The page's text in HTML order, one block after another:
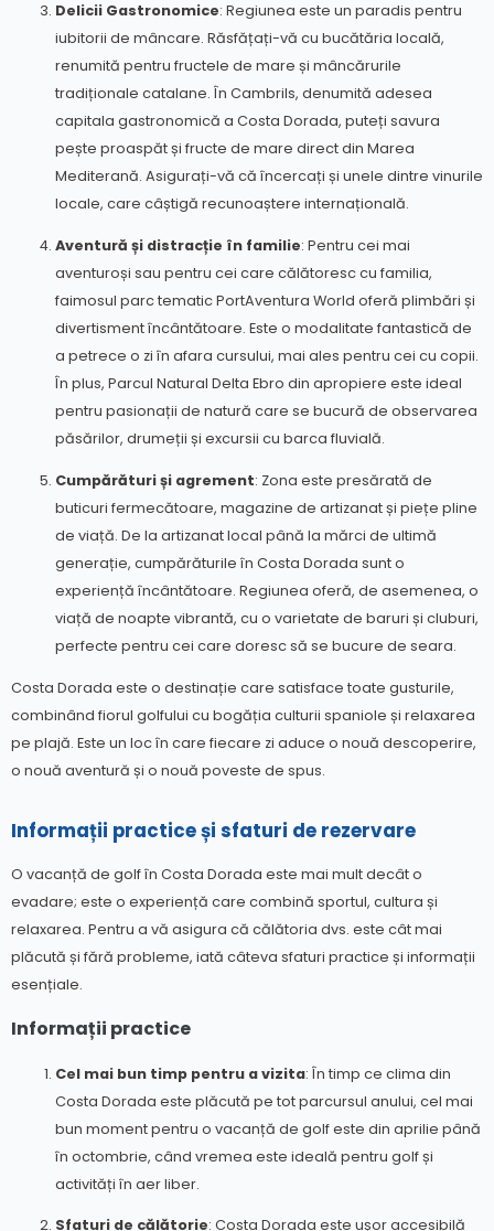
Delicii Gastronomice: Regiunea este un paradis pentru
iubitorii de mâncare. Răsfățați-vă cu bucătăria locală,
renumită pentru fructele de mare și mâncărurile
tradiționale catalane. În Cambrils, denumită adesea
capitala gastronomică a Costa Dorada, puteți savura
pește proaspăt și fructe de mare direct din Marea
Mediterană. Asigurați-vă că încercați și unele dintre vinurile
locale, care câștigă recunoaștere internațională.
Aventură și distracție în familie: Pentru cei mai
aventuroși sau pentru cei care călătoresc cu familia,
faimosul parc tematic PortAventura World oferă plimbări și
divertisment încântătoare. Este o modalitate fantastică de
a petrece o zi în afara cursului, mai ales pentru cei cu copii.
În plus, Parcul Natural Delta Ebro din apropiere este ideal
pentru pasionații de natură care se bucură de observarea
păsărilor, drumeții și excursii cu barca fluvială.
Cumpărături și agrement: Zona este presărată de
buticuri fermecătoare, magazine de artizanat și piețe pline
de viață. De la artizanat local până la mărci de ultimă
generație, cumpărăturile în Costa Dorada sunt o
experiență încântătoare. Regiunea oferă, de asemenea, o
viață de noapte vibrantă, cu o varietate de baruri și cluburi,
perfecte pentru cei care doresc să se bucure de seara.
Costa Dorada este o destinație care satisface toate gusturile,
combinând fiorul golfului cu bogăția culturii spaniole și relaxarea
pe plajă. Este un loc în care fiecare zi aduce o nouă descoperire,
o nouă aventură și o nouă poveste de spus.
Informații practice și sfaturi de rezervare
O vacanță de golf în Costa Dorada este mai mult decât o
evadare; este o experiență care combină sportul, cultura și
relaxarea. Pentru a vă asigura că călătoria dvs. este cât mai
plăcută și fără probleme, iată câteva sfaturi practice și informații
esențiale.
Informații practice
Cel mai bun timp pentru a vizita: În timp ce clima din
Costa Dorada este plăcută pe tot parcursul anului, cel mai
bun moment pentru o vacanță de golf este din aprilie până
în octombrie, când vremea este ideală pentru golf și
activități în aer liber.
Sfaturi de călătorie: Costa Dorada este ușor accesibilă